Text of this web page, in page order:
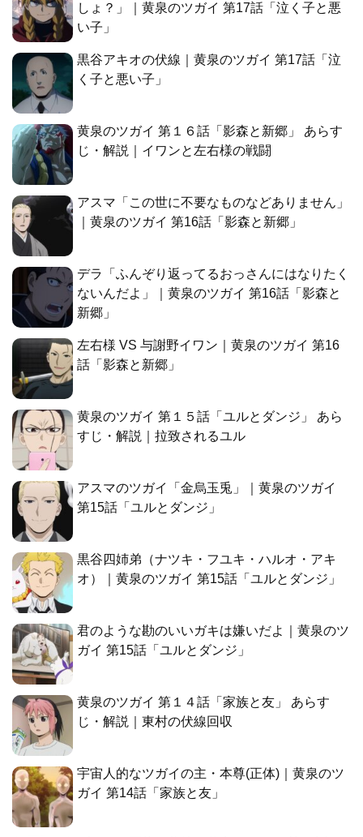
しょ？」｜黄泉のツガイ 第17話「泣く子と悪
い子」
黒谷アキオの伏線｜黄泉のツガイ 第17話「泣
く子と悪い子」
黄泉のツガイ 第１６話「影森と新郷」 あらす
じ・解説｜イワンと左右様の戦闘
アスマ「この世に不要なものなどありません」
｜黄泉のツガイ 第16話「影森と新郷」
デラ「ふんぞり返ってるおっさんにはなりたく
ないんだよ」｜黄泉のツガイ 第16話「影森と
新郷」
左右様 VS 与謝野イワン｜黄泉のツガイ 第16
話「影森と新郷」
黄泉のツガイ 第１５話「ユルとダンジ」 あら
すじ・解説｜拉致されるユル
アスマのツガイ「金烏玉兎」｜黄泉のツガイ
第15話「ユルとダンジ」
黒谷四姉弟（ナツキ・フユキ・ハルオ・アキ
オ）｜黄泉のツガイ 第15話「ユルとダンジ」
君のような勘のいいガキは嫌いだよ｜黄泉のツ
ガイ 第15話「ユルとダンジ」
黄泉のツガイ 第１４話「家族と友」 あらす
じ・解説｜東村の伏線回収
宇宙人的なツガイの主・本尊(正体)｜黄泉のツ
ガイ 第14話「家族と友」